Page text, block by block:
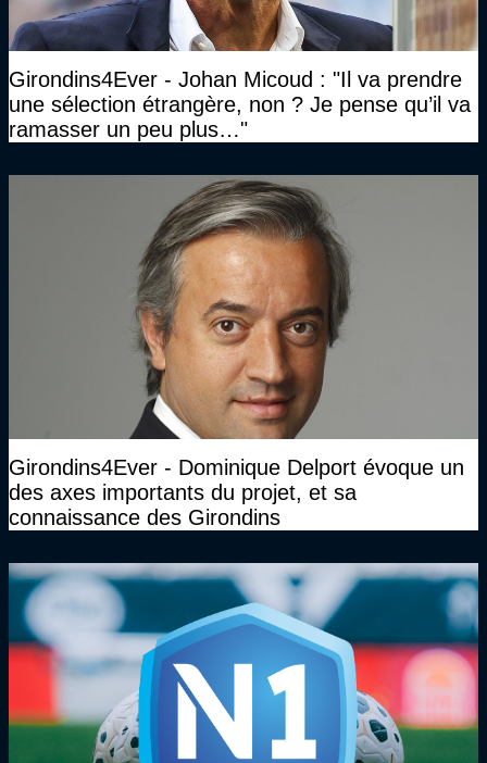
Girondins4Ever - Johan Micoud : "Il va prendre
une sélection étrangère, non ? Je pense qu’il va
ramasser un peu plus…"
Girondins4Ever - Dominique Delport évoque un
des axes importants du projet, et sa
connaissance des Girondins